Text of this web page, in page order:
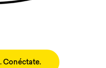
Conéctate.